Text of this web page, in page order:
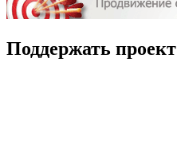
Поддержать проект